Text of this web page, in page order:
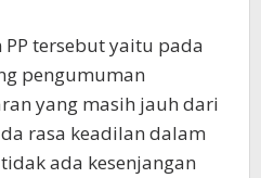
tersebut yaitu pada
pengumuman
yang masih jauh dari
rasa keadilan dalam
ada kesenjangan